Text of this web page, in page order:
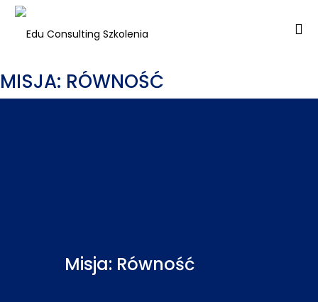
MISJA: RÓWNOŚĆ
Misja: Równość